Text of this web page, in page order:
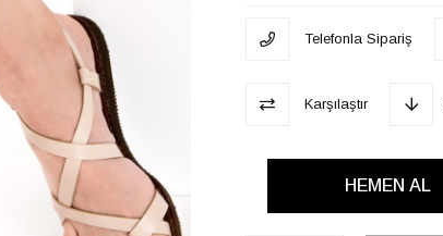
Telefonla Sipariş
Karşılaştır